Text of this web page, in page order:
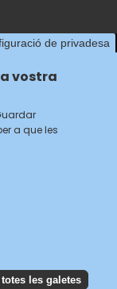
de privadesa
vostra
a que les
les galetes